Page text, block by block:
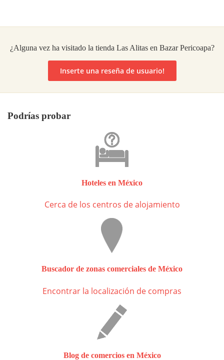
¿Alguna vez ha visitado la tienda Las Alitas en Bazar Pericoapa?
Inserte una reseña de usuario!
Podrías probar
Hoteles en México
Cerca de los centros de alojamiento
Buscador de zonas comerciales de México
Encontrar la localización de compras
Blog de comercios en México